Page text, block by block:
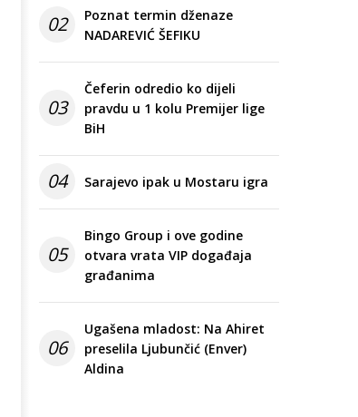
02
Poznat termin dženaze
NADAREVIĆ ŠEFIKU
03
Čeferin odredio ko dijeli
pravdu u 1 kolu Premijer lige
BiH
04 Sarajevo ipak u Mostaru igra
05
Bingo Group i ove godine
otvara vrata VIP događaja
građanima
06
Ugašena mladost: Na Ahiret
preselila Ljubunčić (Enver)
Aldina